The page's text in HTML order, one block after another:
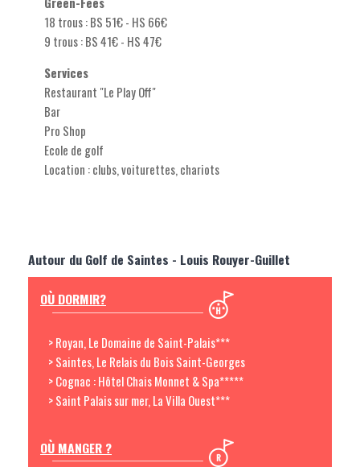
18 trous : BS 51€ - HS 66€
9 trous : BS 41€ - HS 47€
Services
Restaurant "Le Play Off"
Bar
Pro Shop
Ecole de golf
Location : clubs, voiturettes, chariots
Autour du Golf de Saintes - Louis Rouyer-Guillet
OÙ DORMIR?
> Royan, Le Domaine de Saint-Palais***
> Saintes, Le Relais du Bois Saint-Georges
> Cognac : Hôtel Chais Monnet & Spa*****
> Saint Palais sur mer, La Villa Ouest***
OÙ MANGER ?